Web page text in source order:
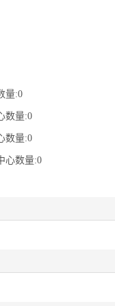
量:0
数量:0
数量:0
心数量:0